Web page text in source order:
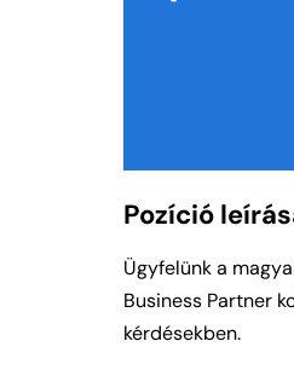
Pozíció
Ügyfelünk a
Business Partner
kérdésekben.